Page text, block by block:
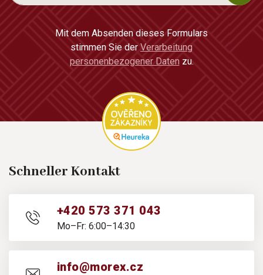
Mit dem Absenden dieses Formulars
stimmen Sie der Verarbeitung
personenbezogener Daten zu.
Schneller Kontakt
+420 573 371 043
Mo–Fr: 6:00–14:30
info@morex.cz